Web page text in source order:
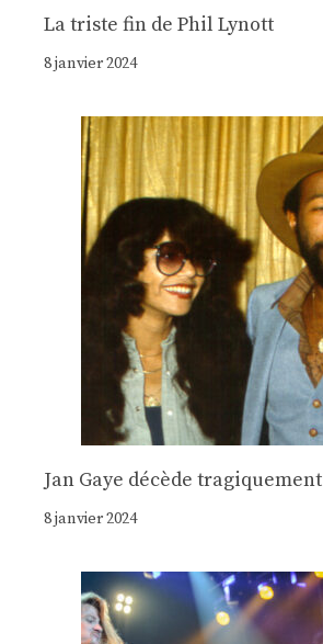
La triste fin de Phil Lynott
8 janvier 2024
Jan Gaye décède tragiquement
8 janvier 2024